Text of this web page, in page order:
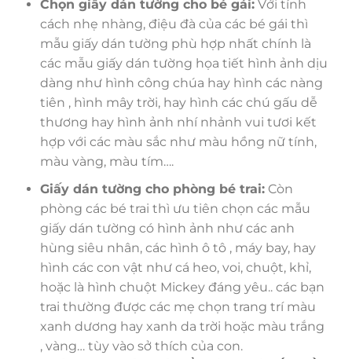
Chọn giấy dán tường cho bé gái:Với tính
cách nhẹ nhàng, điệu đà của các bé gái thì
mẫu giấy dán tường phù hợp nhất chính là
các mẫu giấy dán tường họa tiết hình ảnh dịu
dàng như hình công chúa hay hình các nàng
tiên , hình mây trời, hay hình các chú gấu dễ
thương hay hình ảnh nhí nhảnh vui tươi kết
hợp với các màu sắc như màu hồng nữ tính,
màu vàng, màu tím….
Giấy dán tường cho phòng bé trai:Còn
phòng các bé trai thì ưu tiên chọn các mẫu
giấy dán tường có hình ảnh như các anh
hùng siêu nhân, các hình ô tô , máy bay, hay
hình các con vật như cá heo, voi, chuột, khỉ,
hoặc là hình chuột Mickey đáng yêu.. các bạn
trai thường được các mẹ chọn trang trí màu
xanh dương hay xanh da trời hoặc màu trắng
, vàng… tùy vào sở thích của con.